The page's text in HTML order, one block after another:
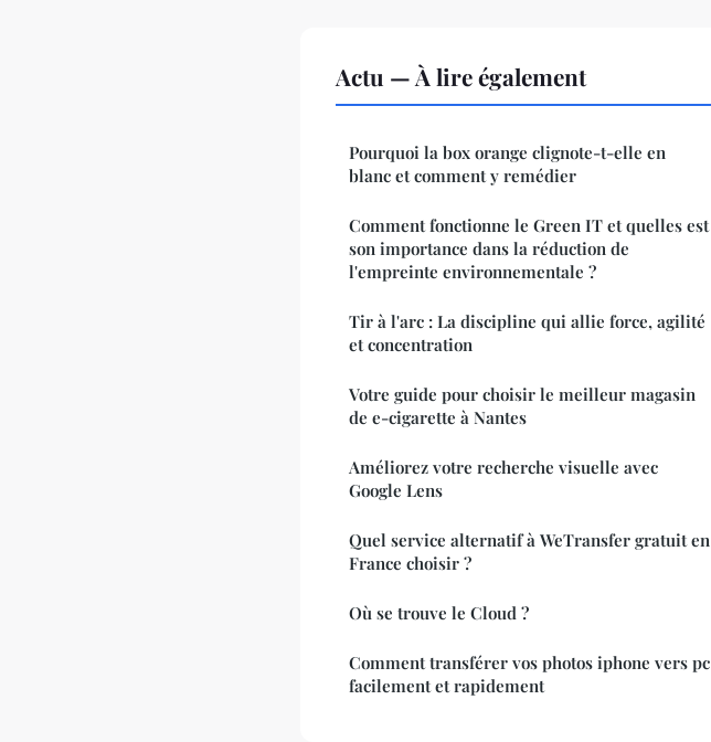
Actu — À lire également
Pourquoi la box orange clignote-t-elle en
blanc et comment y remédier
Comment fonctionne le Green IT et quelles est
son importance dans la réduction de
l'empreinte environnementale ?
Tir à l'arc : La discipline qui allie force, agilité
et concentration
Votre guide pour choisir le meilleur magasin
de e-cigarette à Nantes
Améliorez votre recherche visuelle avec
Google Lens
Quel service alternatif à WeTransfer gratuit en
France choisir ?
Où se trouve le Cloud ?
Comment transférer vos photos iphone vers pc
facilement et rapidement